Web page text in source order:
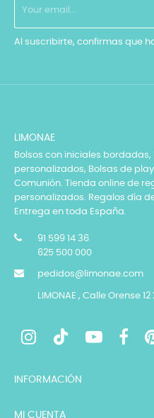
Al suscribirte, confirmas que
LIMONAE
Bolsos con iniciales
personalizados, Bolsas de
Comunión. Tienda online de
personalizados. Regalos día
Entrega en toda España.
91 599 14 36
625 500 000
pedidos@limonae.com
LIMONAE , Calle Orense
INFORMACIÓN
MI CUENTA